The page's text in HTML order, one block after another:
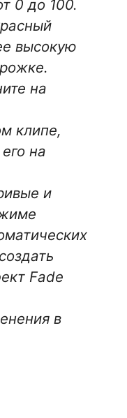
0 до 100.
высокую
на
клипе,
на
и
Fade
в